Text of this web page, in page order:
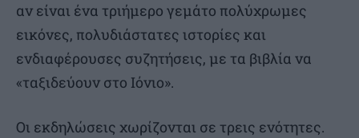
αν είναι ένα τριήμερο γεμάτο πολύχρωμες
εικόνες, πολυδιάστατες ιστορίες και
ενδιαφέρουσες συζητήσεις, με τα βιβλία να
«ταξιδεύουν στο Ιόνιο».
Οι εκδηλώσεις χωρίζονται σε τρεις ενότητες.